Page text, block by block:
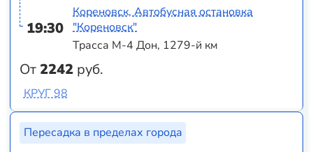
19:30
От2242 руб.
Кореновск, Автобусная остановка
"Кореновск"
Трасса М-4 Дон, 1279-й км
КРУГ 98
Пересадка в пределах города